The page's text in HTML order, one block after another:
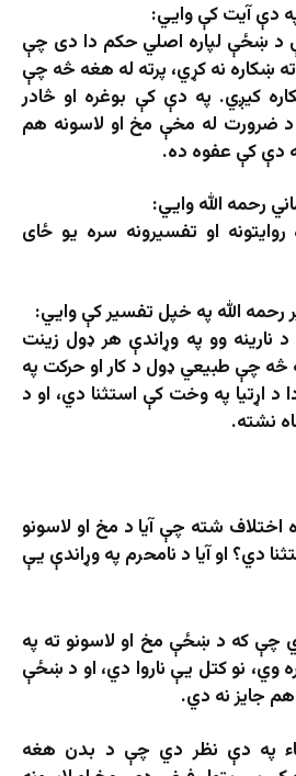
دې آیت کې وايي:
د ښځې لپاره اصلي حکم دا دی چې
ښکاره نه کړي، پرته له هغه څه چې
کیږي. په دې کې بوغره او څادر
د ضرورت له مخې مخ او لاسونه هم
دې کې عفوه ده.
رحمه الله وايي:
او تفسیرونه سره یو ځای
رحمه الله په خپل تفسیر کې وايي:
وو په وړاندې هر ډول زینت
څه چې طبیعي ډول د کار او حرکت په
اړتیا په وخت کې استثنا دي، او د
نشته.
اختلاف شته چې آیا د مخ او لاسونو
دي؟ او آیا د نامحرم په وړاندې یې
چې که د ښځې مخ او لاسونو ته په
وي، نو کتل یې ناروا دي، او د ښځې
جایز نه دي.
په دې نظر دي چې د بدن هغه